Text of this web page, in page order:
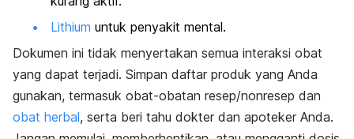
Lithium untuk penyakit mental.
Dokumen ini tidak menyertakan semua interaksi obat
yang dapat terjadi. Simpan daftar produk yang Anda
gunakan, termasuk obat-obatan resep/nonresep dan
obat herbal, serta beri tahu dokter dan apoteker Anda.